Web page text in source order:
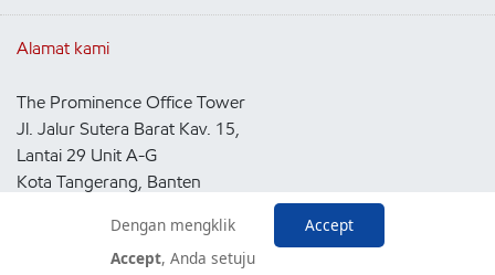
Alamat kami
The Prominence Office Tower
Jl. Jalur Sutera Barat Kav. 15,
Lantai 29 Unit A-G
Kota Tangerang, Banten
Accept
Dengan mengklik
Accept, Anda setuju